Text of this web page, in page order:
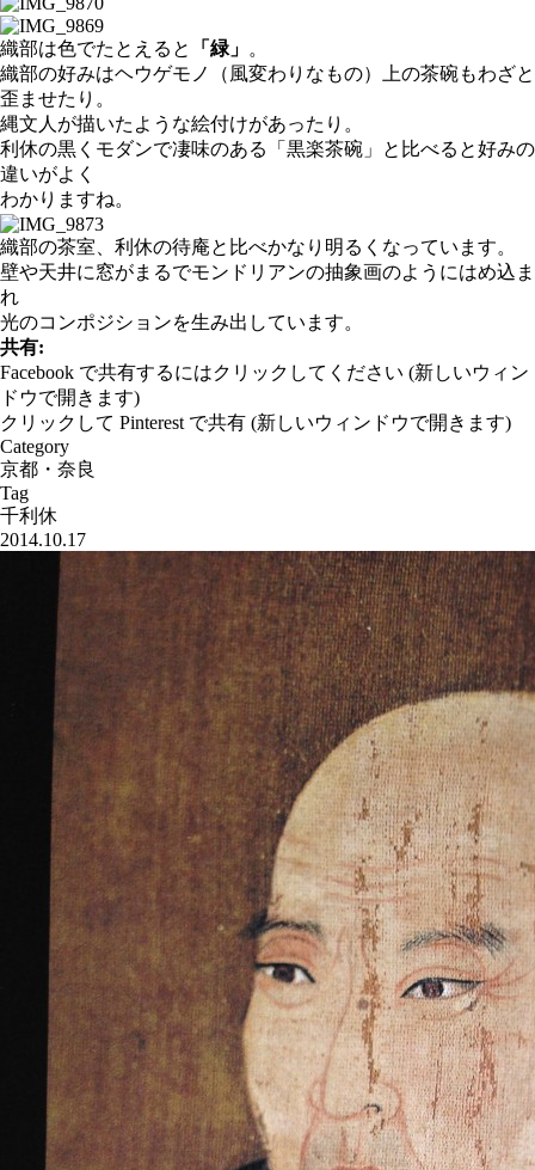
織部は色でたとえると 「緑」 。
織部の好みはヘウゲモノ（風変わりなもの）上の茶碗もわざと
歪ませたり。
縄文人が描いたような絵付けがあったり。
利休の黒くモダンで凄味のある「黒楽茶碗」と比べると好みの
違いがよく
わかりますね。
織部の茶室、利休の待庵と比べかなり明るくなっています。
壁や天井に窓がまるでモンドリアンの抽象画のようにはめ込ま
れ
光のコンポジションを生み出しています。
共有:
Facebook で共有するにはクリックしてください (新しいウィン
ドウで開きます)
クリックして Pinterest で共有 (新しいウィンドウで開きます)
Category
京都・奈良
Tag
千利休
2014.10.17